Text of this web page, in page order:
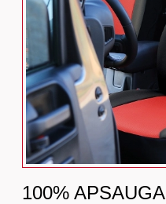
100% APSAUGA